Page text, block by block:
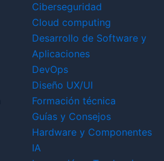
Ciberseguridad
Cloud computing
Desarrollo de Software y
Aplicaciones
DevOps
Diseño UX/UI
Formación técnica
Guías y Consejos
Hardware y Componentes
IA